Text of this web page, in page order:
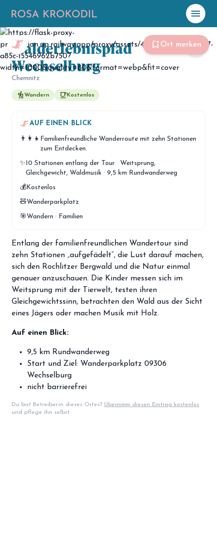
menu
☀️ Heute
Plane mit Kroki
celebration
hiking Abenteuer
Unterkünfte
menu_book Guides
map Karte
loyalty Mitgliedschaft
handshake Partnerschaft
groups Entdecker Crew
bookmark_add Ort merken
Walderlebnispfad
Wechselburg
Chemnitz
hikingWandern free_breakfast Kostenlos
share
AUF EINEN BLICK
👨‍👩‍👧 Familienfreundliche Wanderroute mit zehn Stationen
zum Entdecken.
✨10 Stationen entlang der Tour · Weitsprung,
Gleichgewicht, Waldmusik · 9,5 km Rundwanderweg
💰Kostenlos
🧸Wanderparkplatz
🎯Wandern · Familien
Entlang der familienfreundlichen Wandertour sind
zehn Stationen „aufgefädelt“, die Lust darauf machen,
sich den Rochlitzer Bergwald und die Natur einmal
genauer anzuschauen. Die Kinder messen sich im
Weitsprung mit der Tierwelt, testen ihren
Gleichgewichtssinn, betrachten den Wald aus der Sicht
eines Jägers oder machen Musik mit Holz.
Auf einen Blick:
9,5 km Rundwanderweg
Start und Ziel: Wanderparkplatz 09306
Wechselburg
nicht barrierefrei
Du bist Betreiber:in dieses Ortes? Übernimm diesen Eintrag kostenlos
und pflege ihn selbst.